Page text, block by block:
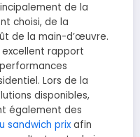
de la
choisi, de la
de la main-d’œuvre.
rapport
Lors de la
disponibles,
également des
sandwich prix afin